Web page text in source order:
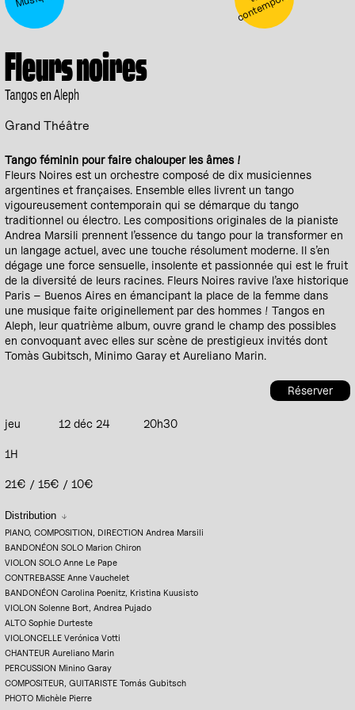
Fleurs noires
Tangos en Aleph
Grand Théâtre
Tango féminin pour faire chalouper les âmes !
Fleurs Noires est un orchestre composé de dix musiciennes
argentines et françaises. Ensemble elles livrent un tango
vigoureusement contemporain qui se démarque du tango
traditionnel ou électro. Les compositions originales de la pianiste
Andrea Marsili prennent l’essence du tango pour la transformer en
un langage actuel, avec une touche résolument moderne. Il s’en
dégage une force sensuelle, insolente et passionnée qui est le fruit
de la diversité de leurs racines. Fleurs Noires ravive l’axe historique
Paris – Buenos Aires en émancipant la place de la femme dans
une musique faite originellement par des hommes ! Tangos en
Aleph, leur quatrième album, ouvre grand le champ des possibles
en convoquant avec elles sur scène de prestigieux invités dont
Tomàs Gubitsch, Minimo Garay et Aureliano Marin.
Réserver
jeu 12 déc 24 20h30
1H
21€ / 15€ / 10€
Distribution
PIANO, COMPOSITION, DIRECTION Andrea Marsili
BANDONÉON SOLO Marion Chiron
VIOLON SOLO Anne Le Pape
CONTREBASSE Anne Vauchelet
BANDONÉON Carolina Poenitz, Kristina Kuusisto
VIOLON Solenne Bort, Andrea Pujado
ALTO Sophie Durteste
VIOLONCELLE Verónica Votti
CHANTEUR Aureliano Marin
PERCUSSION Minino Garay
COMPOSITEUR, GUITARISTE Tomás Gubitsch
PHOTO Michèle Pierre